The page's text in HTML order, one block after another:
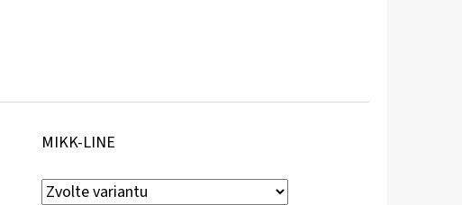
MIKK-LINE